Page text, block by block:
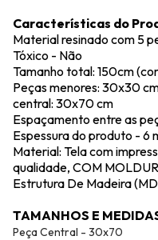
Características do
Material resinado com 5
Tóxico - Não
Tamanho total: 150cm
Peças menores: 30x30
central: 30x70 cm
Espaçamento entre as
Espessura do produto - 6
Material: Tela com
qualidade, COM
Estrutura De Madeira
TAMANHOS E
Peça Central - 30x70